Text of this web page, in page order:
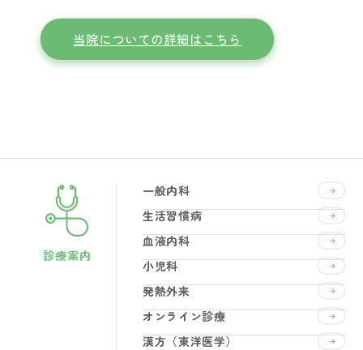
当院についての詳細はこちら
診療案内
一般内科
生活習慣病
血液内科
小児科
発熱外来
オンライン診療
漢方（東洋医学）